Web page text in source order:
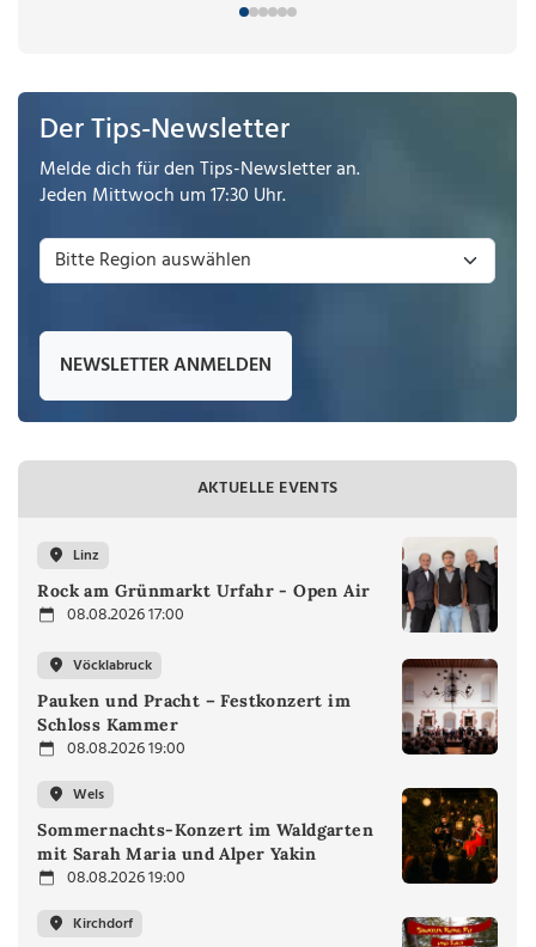
Der Tips-Newsletter
Melde dich für den Tips-Newsletter an.
Jeden Mittwoch um 17:30 Uhr.
NEWSLETTER ANMELDEN
AKTUELLE EVENTS
Linz
Rock am Grünmarkt Urfahr - Open Air
08.08.2026 17:00
Vöcklabruck
Pauken und Pracht – Festkonzert im
Schloss Kammer
08.08.2026 19:00
Wels
Sommernachts-Konzert im Waldgarten
mit Sarah Maria und Alper Yakin
08.08.2026 19:00
Kirchdorf